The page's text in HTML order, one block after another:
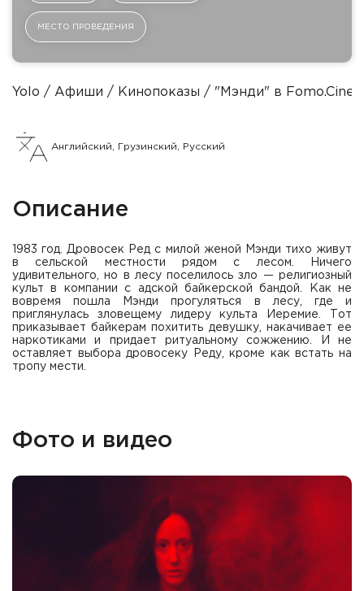
МЕСТО ПРОВЕДЕНИЯ
Yolo Афиши Кинопоказы "Мэнди" в
Английский, Грузинский, Русский
Описание
1983 год. Дровосек Ред с милой женой Мэнди тихо живут
в сельской местности рядом с лесом. Ничего
удивительного, но в лесу поселилось зло — религиозный
культ в компании с адской байкерской бандой. Как не
вовремя пошла Мэнди прогуляться в лесу, где и
приглянулась зловещему лидеру культа Иеремие. Тот
приказывает байкерам похитить девушку, накачивает ее
наркотиками и придает ритуальному сожжению. И не
оставляет выбора дровосеку Реду, кроме как встать на
тропу мести.
Фото и видео